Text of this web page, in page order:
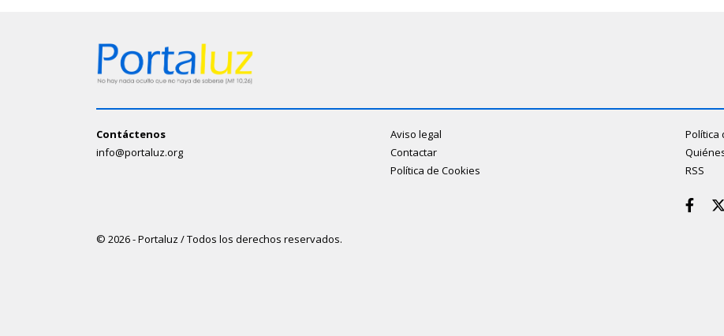
Contáctenos
info@portaluz.org
Aviso legal
Contactar
Política de Cookies
Política
RSS
© 2026 - Portaluz / Todos los derechos reservados.